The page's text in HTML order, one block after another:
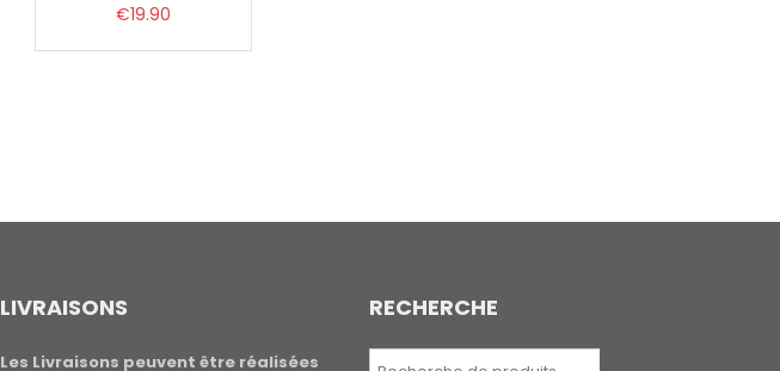
€19.90
LIVRAISONS
Les Livraisons peuvent être réalisées
RECHERCHE
Recherche